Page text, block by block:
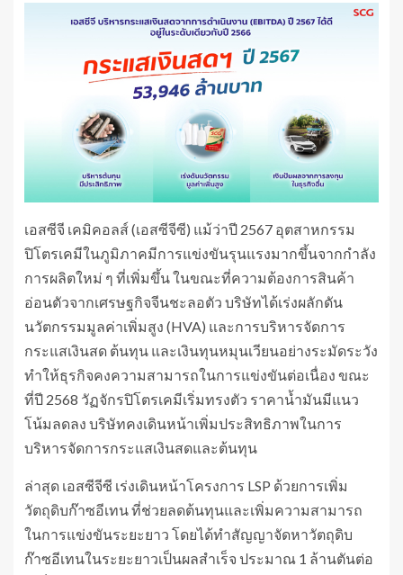
เอสซีจี เคมิคอลส์ (เอสซีจีซี) แม้ว่าปี 2567 อุตสาหกรรม
ปิโตรเคมีในภูมิภาคมีการแข่งขันรุนแรงมากขึ้นจากกำลัง
การผลิตใหม่ ๆ ที่เพิ่มขึ้น ในขณะที่ความต้องการสินค้า
อ่อนตัวจากเศรษฐกิจจีนชะลอตัว บริษัทได้เร่งผลักดัน
นวัตกรรมมูลค่าเพิ่มสูง (HVA) และการบริหารจัดการ
กระแสเงินสด ต้นทุน และเงินทุนหมุนเวียนอย่างระมัดระวัง
ทำให้ธุรกิจคงความสามารถในการแข่งขันต่อเนื่อง ขณะ
ที่ปี 2568 วัฏจักรปิโตรเคมีเริ่มทรงตัว ราคาน้ำมันมีแนว
โน้มลดลง บริษัทคงเดินหน้าเพิ่มประสิทธิภาพในการ
บริหารจัดการกระแสเงินสดและต้นทุน
ล่าสุด เอสซีจีซี เร่งเดินหน้าโครงการ LSP ด้วยการเพิ่ม
วัตถุดิบก๊าซอีเทน ที่ช่วยลดต้นทุนและเพิ่มความสามารถ
ในการแข่งขันระยะยาว โดยได้ทำสัญญาจัดหาวัตถุดิบ
ก๊าซอีเทนในระยะยาวเป็นผลสำเร็จ ประมาณ 1 ล้านตันต่อ